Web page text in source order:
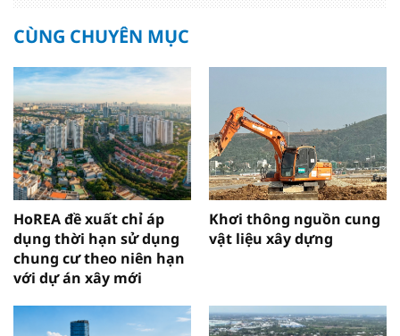
CÙNG CHUYÊN MỤC
HoREA đề xuất chỉ áp
dụng thời hạn sử dụng
chung cư theo niên hạn
với dự án xây mới
Khơi thông nguồn cung
vật liệu xây dựng